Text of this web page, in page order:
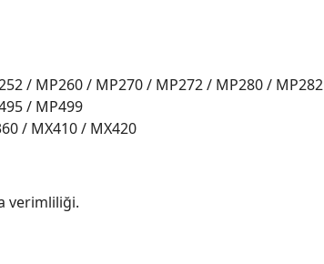
/ MP260 / MP270 / MP272 / MP280 / MP282
/ MP499
/ MX410 / MX420
verimliliği.